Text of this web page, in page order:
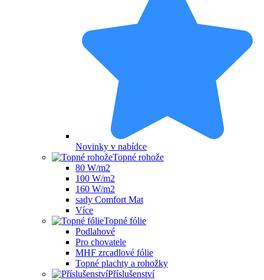
Novinky v nabídce
Topné rohože
80 W/m2
100 W/m2
160 W/m2
sady Comfort Mat
Více
Topné fólie
Podlahové
Pro chovatele
MHF zrcadlové fólie
Topné plachty a rohožky
Příslušenství